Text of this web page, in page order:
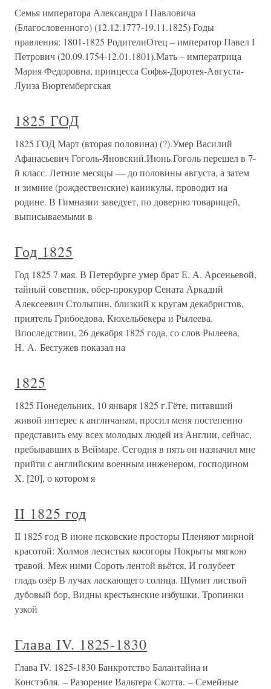
Семья императора Александра I Павловича
(Благословенного) (12.12.1777-19.11.1825) Годы
правления: 1801-1825 РодителиОтец – император Павел I
Петрович (20.09.1754-12.01.1801).Мать – императрица
Мария Федоровна, принцесса Софья-Доротея-Августа-
Луиза Вюртембергская
1825 ГОД
1825 ГОД Март (вторая половина) (?).Умер Василий
Афанасьевич Гоголь-Яновский.Июнь.Гоголь перешел в 7-
й класс. Летние месяцы — до половины августа, а затем
и зимние (рождественские) каникулы, проводит на
родине. В Гимназии заведует, по доверию товарищей,
выписываемыми в
Год 1825
Год 1825 7 мая. В Петербурге умер брат Е. А. Арсеньевой,
тайный советник, обер-прокурор Сената Аркадий
Алексеевич Столыпин, близкий к кругам декабристов,
приятель Грибоедова, Кюхельбекера и Рылеева.
Впоследствии, 26 декабря 1825 года, со слов Рылеева,
Н. А. Бестужев показал на
1825
1825 Понедельник, 10 января 1825 г.Гёте, питавший
живой интерес к англичанам, просил меня постепенно
представить ему всех молодых людей из Англии, сейчас,
пребывавших в Веймаре. Сегодня в пять он назначил мне
прийти с английским военным инженером, господином
X. [20], о котором я
II 1825 год
II 1825 год В июне псковские просторы Пленяют мирной
красотой: Холмов лесистых косогоры Покрыты мягкою
травой. Меж ними Сороть лентой вьётся, И голубеет
гладь озёр В лучах ласкающего солнца. Шумит листвой
дубовый бор, Видны крестьянские избушки, Тропинки
узкой
Глава IV. 1825-1830
Глава IV. 1825-1830 Банкротство Балантайна и
Констэбля. – Разорение Вальтера Скотта. – Семейные